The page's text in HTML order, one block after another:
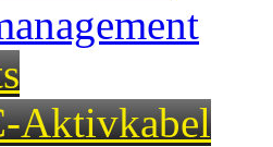
Aktivkabel